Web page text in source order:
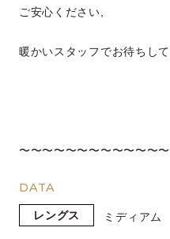
ご安心ください,
暖かいスタッフでお待ちし
〜〜〜〜〜〜〜〜〜〜〜〜
DATA
レングス ミディアム